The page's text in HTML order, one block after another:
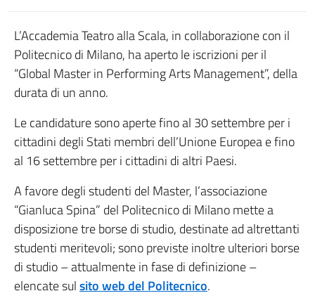
L’Accademia Teatro alla Scala, in collaborazione con il
Politecnico di Milano, ha aperto le iscrizioni per il
“Global Master in Performing Arts Management”, della
durata di un anno.
Le candidature sono aperte fino al 30 settembre per i
cittadini degli Stati membri dell’Unione Europea e fino
al 16 settembre per i cittadini di altri Paesi.
A favore degli studenti del Master, l’associazione
“Gianluca Spina” del Politecnico di Milano mette a
disposizione tre borse di studio, destinate ad altrettanti
studenti meritevoli; sono previste inoltre ulteriori borse
di studio – attualmente in fase di definizione –
elencate sulsito web del Politecnico.